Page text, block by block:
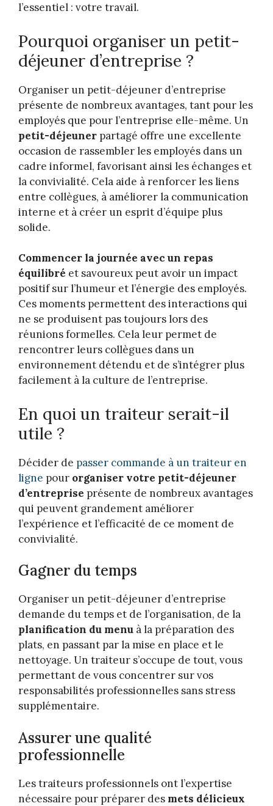
l’essentiel : votre travail.
Pourquoi organiser un petit-
déjeuner d’entreprise ?
Organiser un petit-déjeuner d’entreprise
présente de nombreux avantages, tant pour les
employés que pour l’entreprise elle-même. Un
petit-déjeuner partagé offre une excellente
occasion de rassembler les employés dans un
cadre informel, favorisant ainsi les échanges et
la convivialité. Cela aide à renforcer les liens
entre collègues, à améliorer la communication
interne et à créer un esprit d’équipe plus
solide.
Commencer la journée avec un repas
équilibré et savoureux peut avoir un impact
positif sur l’humeur et l’énergie des employés.
Ces moments permettent des interactions qui
ne se produisent pas toujours lors des
réunions formelles. Cela leur permet de
rencontrer leurs collègues dans un
environnement détendu et de s’intégrer plus
facilement à la culture de l’entreprise.
En quoi un traiteur serait-il
utile ?
Décider de passer commande à un traiteur en
ligne pour organiser votre petit-déjeuner
d’entreprise présente de nombreux avantages
qui peuvent grandement améliorer
l’expérience et l’efficacité de ce moment de
convivialité.
Gagner du temps
Organiser un petit-déjeuner d’entreprise
demande du temps et de l’organisation, de la
planification du menu à la préparation des
plats, en passant par la mise en place et le
nettoyage. Un traiteur s’occupe de tout, vous
permettant de vous concentrer sur vos
responsabilités professionnelles sans stress
supplémentaire.
Assurer une qualité
professionnelle
Les traiteurs professionnels ont l’expertise
nécessaire pour préparer des mets délicieux